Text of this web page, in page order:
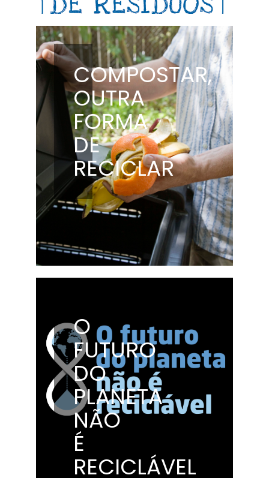
COMPOSTAR,
OUTRA
FORMA
DE
RECICLAR
O
FUTURO
DO
PLANETA
NÃO
É
RECICLÁVEL